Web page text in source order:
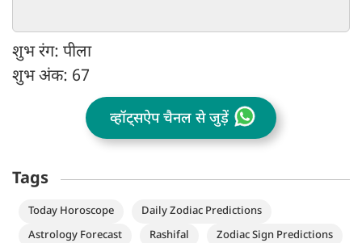
शुभ रंग: पीला
शुभ अंक: 67
व्हॉट्सऐप चैनल से जुड़ें
Tags
Today Horoscope
Daily Zodiac Predictions
Astrology Forecast
Rashifal
Zodiac Sign Predictions